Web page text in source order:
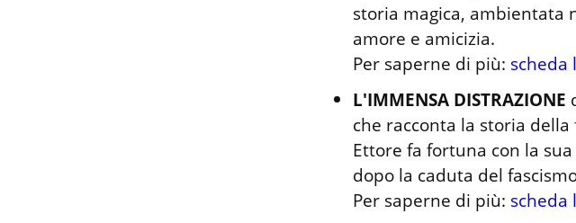
storia magica, ambientata
amore e amicizia.
Per saperne di più: scheda
L'IMMENSA DISTRAZIONE
che racconta la storia
Ettore fa fortuna con la
dopo la caduta del
Per saperne di più: scheda